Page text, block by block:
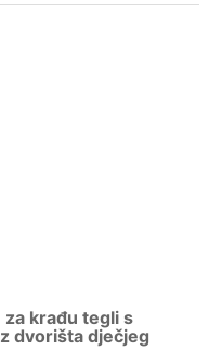
krađu tegli s
dvorišta dječjeg